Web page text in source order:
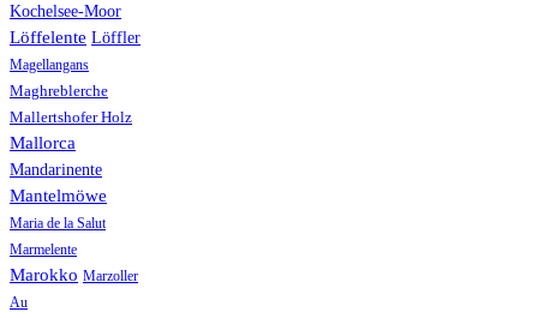
Kochelsee-Moor
Löffelente Löffler
Magellangans
Maghreblerche
Mallertshofer Holz
Mallorca
Mandarinente
Mantelmöwe
Maria de la Salut
Marmelente
Marokko Marzoller
Au